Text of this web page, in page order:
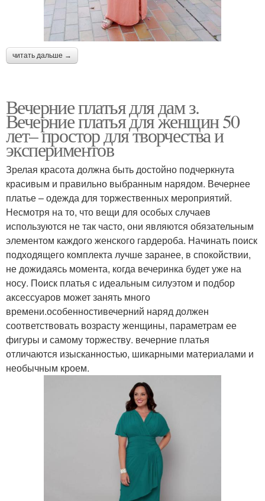
читать дальше →
Вечерние платья для дам з.
Вечерние платья для женщин 50
лет– простор для творчества и
экспериментов
Зрелая красота должна быть достойно подчеркнута
красивым и правильно выбранным нарядом. Вечернее
платье – одежда для торжественных мероприятий.
Несмотря на то, что вещи для особых случаев
используются не так часто, они являются обязательным
элементом каждого женского гардероба. Начинать поиск
подходящего комплекта лучше заранее, в спокойствии,
не дожидаясь момента, когда вечеринка будет уже на
носу. Поиск платья с идеальным силуэтом и подбор
аксессуаров может занять много
времени.особенностивечерний наряд должен
соответствовать возрасту женщины, параметрам ее
фигуры и самому торжеству. вечерние платья
отличаются изысканностью, шикарными материалами и
необычным кроем.